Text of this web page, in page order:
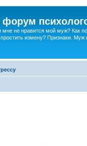
мне не нравится мой муж? Как
измену? Признаки. Муж